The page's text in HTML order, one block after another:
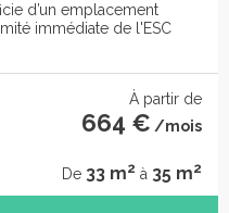
d’un emplacement
immédiate de l'ESC
À partir de
664 € /mois
De 33 m2 à 35 m2